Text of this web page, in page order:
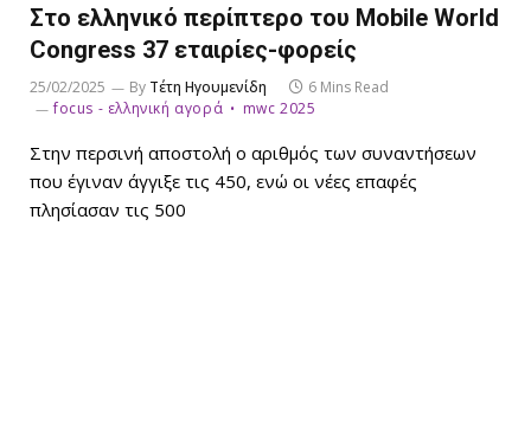
Στο ελληνικό περίπτερο του Mobile World
Congress 37 εταιρίες-φορείς
25/02/2025 By Τέτη Ηγουμενίδη
6 Mins Read
focus - ελληνική αγορά
mwc 2025
Στην περσινή αποστολή ο αριθμός των συναντήσεων
που έγιναν άγγιξε τις 450, ενώ οι νέες επαφές
πλησίασαν τις 500